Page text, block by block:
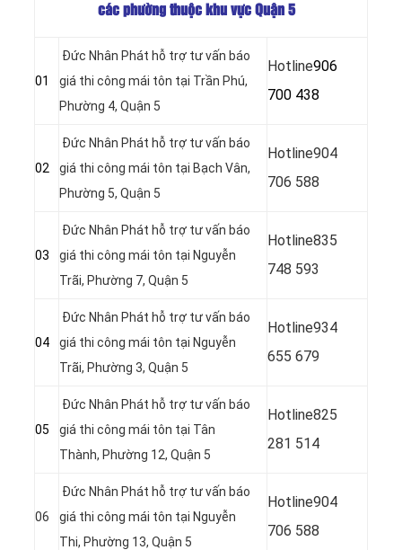
các phường thuộc khu vực Quận 5
01
Đức Nhân Phát hỗ trợ tư vấn báo
giá thi công mái tôn tại Trần Phú,
Phường 4, Quận 5
Hotline906
700 438
02
Đức Nhân Phát hỗ trợ tư vấn báo
giá thi công mái tôn tại Bạch Vân,
Phường 5, Quận 5
Hotline904
706 588
03
Đức Nhân Phát hỗ trợ tư vấn báo
giá thi công mái tôn tại Nguyễn
Trãi, Phường 7, Quận 5
Hotline835
748 593
04
Đức Nhân Phát hỗ trợ tư vấn báo
giá thi công mái tôn tại Nguyễn
Trãi, Phường 3, Quận 5
Hotline934
655 679
05
Đức Nhân Phát hỗ trợ tư vấn báo
giá thi công mái tôn tại Tân
Thành, Phường 12, Quận 5
Hotline825
281 514
06
Đức Nhân Phát hỗ trợ tư vấn báo
giá thi công mái tôn tại Nguyễn
Thi, Phường 13, Quận 5
Hotline904
706 588